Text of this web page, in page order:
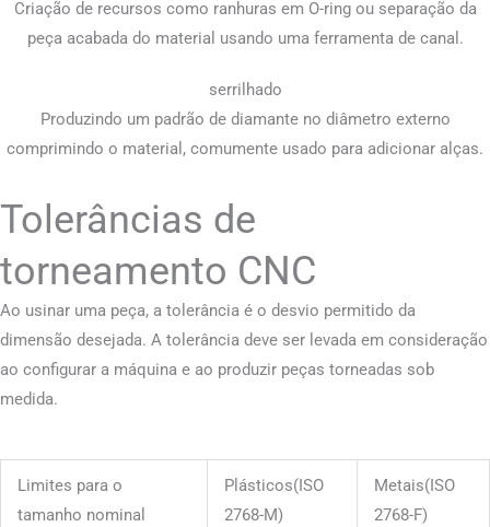
Criação de recursos como ranhuras em O-ring ou separação da
peça acabada do material usando uma ferramenta de canal.
serrilhado
Produzindo um padrão de diamante no diâmetro externo
comprimindo o material, comumente usado para adicionar alças.
Tolerâncias de
torneamento CNC
Ao usinar uma peça, a tolerância é o desvio permitido da
dimensão desejada. A tolerância deve ser levada em consideração
ao configurar a máquina e ao produzir peças torneadas sob
medida.
Limites para o
tamanho nominal
Plásticos(ISO
2768-M)
Metais(ISO
2768-F)